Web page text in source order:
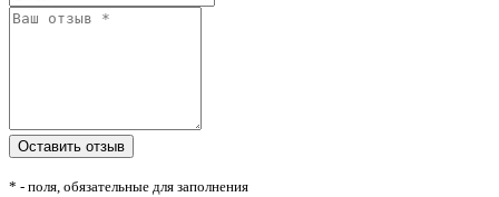
* - поля, обязательные для заполнения